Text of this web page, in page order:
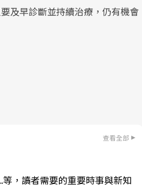
及早診斷並持續治療，仍有機會
查看全部
等，讀者需要的重要時事與新知